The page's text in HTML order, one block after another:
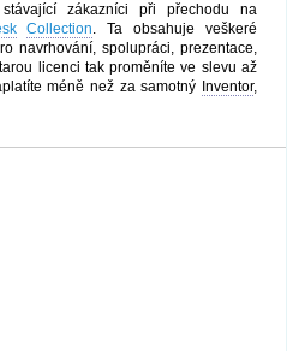
zákazníci při přechodu na
Collection. Ta obsahuje veškeré
navrhování, spolupráci, prezentace,
licenci tak proměníte ve slevu až
méně než za samotný Inventor,